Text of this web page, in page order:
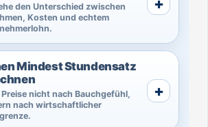
den Unterschied zwischen
Kosten und echtem
Mindest Stundensatz
Preise nicht nach Bauchgefühl,
nach wirtschaftlicher